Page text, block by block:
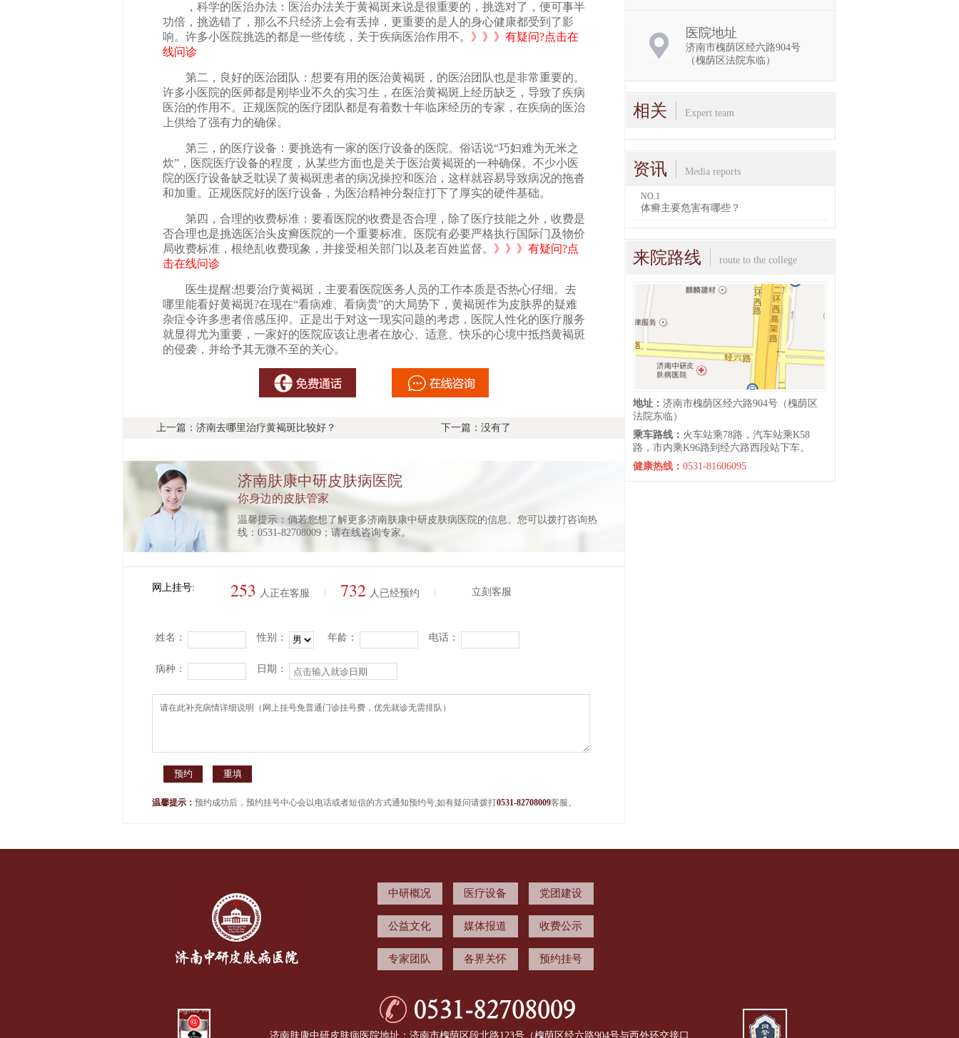
，科学的医治办法：医治办法关于黄褐斑来说是很重要的，挑选对了，便可事半
功倍，挑选错了，那么不只经济上会有丢掉，更重要的是人的身心健康都受到了影
响。许多小医院挑选的都是一些传统，关于疾病医治作用不。 》》》有疑问?点击在
线问诊
第二，良好的医治团队：想要有用的医治黄褐斑，的医治团队也是非常重要的。
许多小医院的医师都是刚毕业不久的实习生，在医治黄褐斑上经历缺乏，导致了疾病
医治的作用不。正规医院的医疗团队都是有着数十年临床经历的专家，在疾病的医治
上供给了强有力的确保。
第三，的医疗设备：要挑选有一家的医疗设备的医院。俗话说“巧妇难为无米之
炊”，医院医疗设备的程度，从某些方面也是关于医治黄褐斑的一种确保。不少小医
院的医疗设备缺乏耽误了黄褐斑患者的病况操控和医治，这样就容易导致病况的拖沓
和加重。正规医院好的医疗设备，为医治精神分裂症打下了厚实的硬件基础。
第四，合理的收费标准：要看医院的收费是否合理，除了医疗技能之外，收费是
否合理也是挑选医治头皮癣医院的一个重要标准。医院有必要严格执行国际门及物价
局收费标准，根绝乱收费现象，并接受相关部门以及老百姓监督。 》》》有疑问?点
击在线问诊
医生提醒:想要治疗黄褐斑，主要看医院医务人员的工作本质是否热心仔细。去
哪里能看好黄褐斑?在现在“看病难、看病贵”的大局势下，黄褐斑作为皮肤界的疑难
杂症令许多患者倍感压抑。正是出于对这一现实问题的考虑，医院人性化的医疗服务
就显得尤为重要，一家好的医院应该让患者在放心、适意、快乐的心境中抵挡黄褐斑
的侵袭，并给予其无微不至的关心。
上一篇： 济南去哪里治疗黄褐斑比较好？ 下一篇：没有了
济南肤康中研皮肤病医院
你身边的皮肤管家
温馨提示：倘若您想了解更多济南肤康中研皮肤病医院的信息。您可以拨打咨询热
线：0531-82708009；请在线咨询专家。
网上挂号: 253 人正在客服 732 人已经预约 立刻客服
姓名： 性别： 年龄： 电话：
病种： 日期：
温馨提示： 预约成功后，预约挂号中心会以电话或者短信的方式通知预约号,如有疑问请拨打0531-82708009客服。
医院地址
济南市槐荫区经六路904号
（槐荫区法院东临）
相关 Expert team
资讯 Media reports
NO.1
体癣主要危害有哪些？
来院路线 route to the college
地址： 济南市槐荫区经六路904号（槐荫区
法院东临）
乘车路线： 火车站乘78路，汽车站乘K58
路，市内乘K96路到经六路西段站下车。
健康热线： 0531-81606095
中研概况 医疗设备 党团建设
公益文化 媒体报道 收费公示
专家团队 各界关怀 预约挂号
济南肤康中研皮肤病医院地址：济南市槐荫区段北路123号（槐荫区经六路904号与西外环交接口